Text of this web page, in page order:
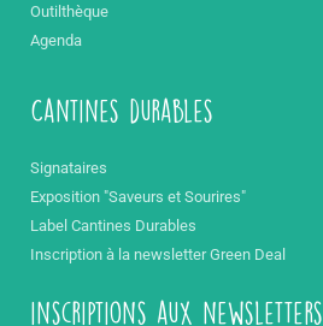
Outilthèque
Agenda
Cantines durables
Signataires
Exposition "Saveurs et Sourires"
Label Cantines Durables
Inscription à la newsletter Green Deal
inscriptions aux newsletters